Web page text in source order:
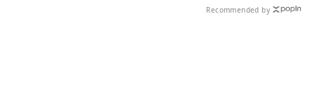
Recommended by